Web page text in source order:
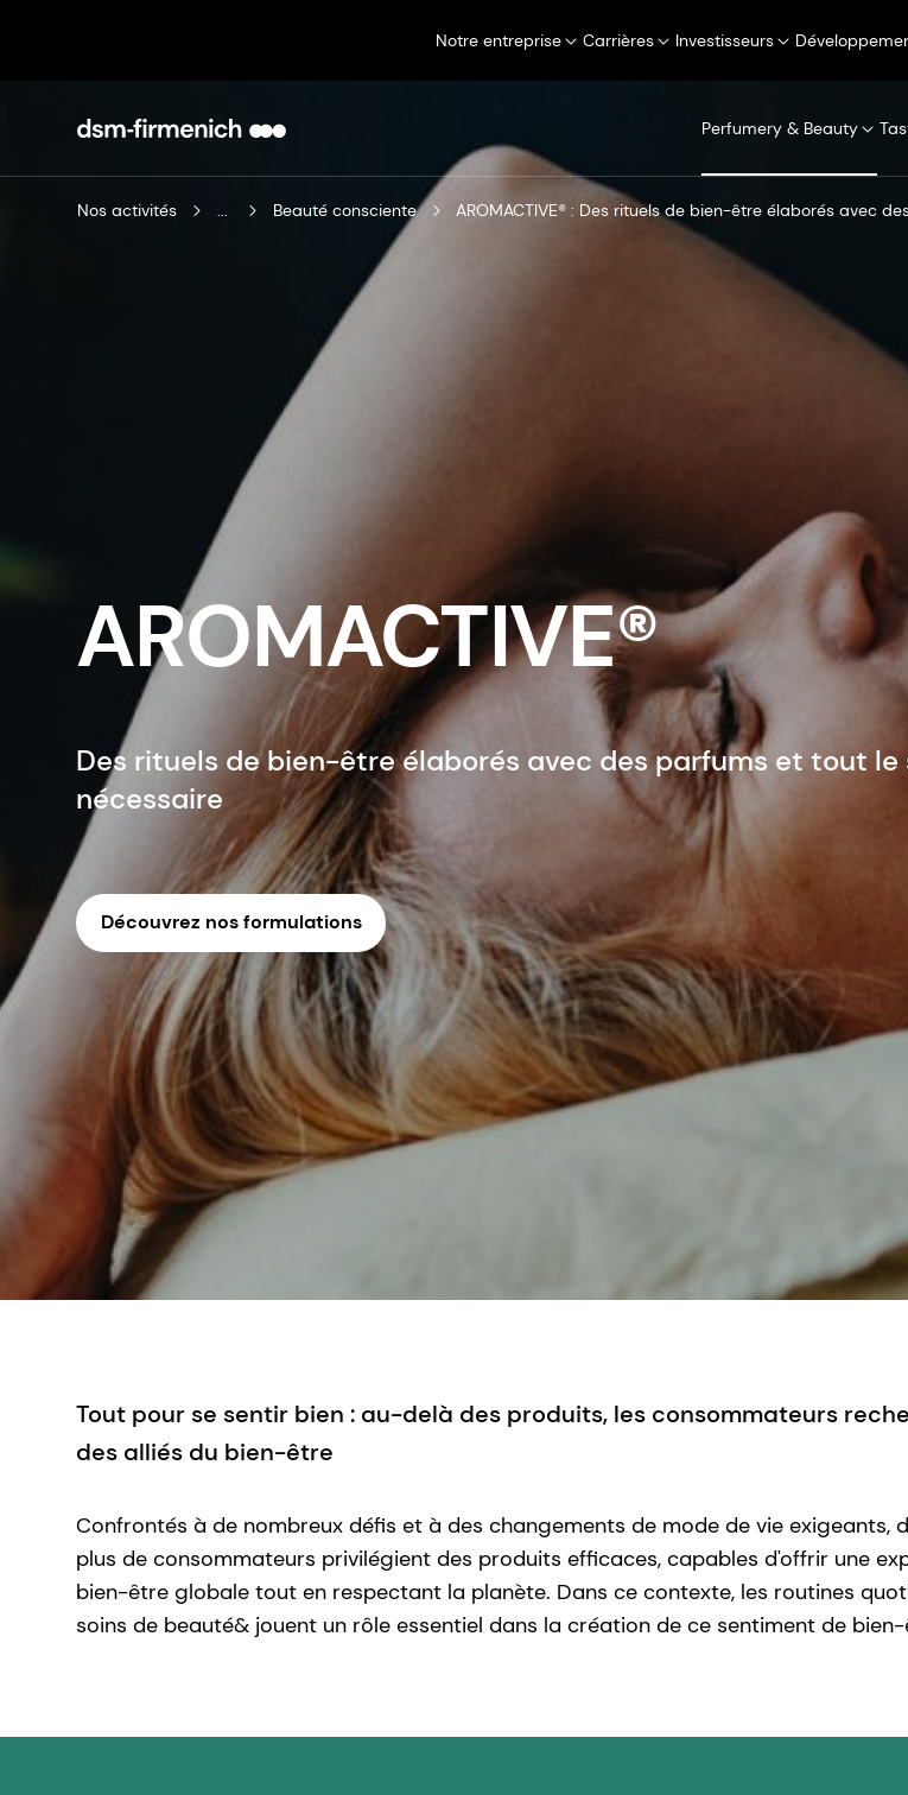
Notre entreprise Carrières Investisseurs
Perfumery & Beauty
Nos activités ... Beauté consciente AROMACTIVE® : Des rituels de bien-être élaborés avec
AROMACTIVE®
Des rituels de bien-être élaborés avec des parfums et tout le
nécessaire
Découvrez nos formulations
Tout pour se sentir bien : au-delà des produits, les consommateurs
des alliés du bien-être
Confrontés à de nombreux défis et à des changements de mode de vie exigeants,
plus de consommateurs privilégient des produits efficaces, capables d'offrir une
bien-être globale tout en respectant la planète. Dans ce contexte, les routines
soins de beauté& jouent un rôle essentiel dans la création de ce sentiment de